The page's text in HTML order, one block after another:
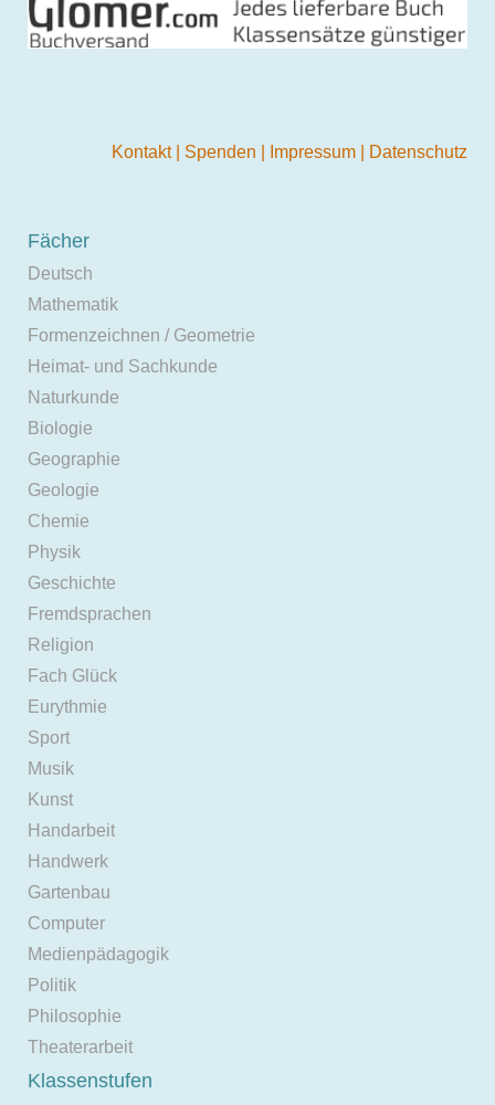
Kontakt Spenden Impressum Datenschutz
Fächer
Deutsch
Mathematik
Formenzeichnen / Geometrie
Heimat- und Sachkunde
Naturkunde
Biologie
Geographie
Geologie
Chemie
Physik
Geschichte
Fremdsprachen
Religion
Fach Glück
Eurythmie
Sport
Musik
Kunst
Handarbeit
Handwerk
Gartenbau
Computer
Medienpädagogik
Politik
Philosophie
Theaterarbeit
Klassenstufen